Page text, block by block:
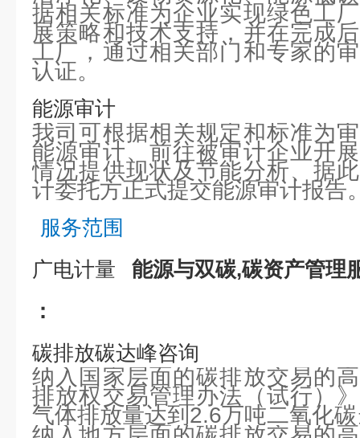
据相关标准为企业实现绿色工
展策略和技术支持，并在完成
工厂，通过相关部门和专家的
认证。
能源审计
我司可根据相关规定和标准为
能源审计、前往被审计企业开
情况提供现状及节能分析、据
计委托方正式提交能源审计报告
服务范围
广电计量
能源与双碳,碳资产管理
：
碳排放碳达峰咨询
纳入国家层面的碳排放交易的
排放权交易管理办法（试行）
气体排放量达到2.6万吨二氧化